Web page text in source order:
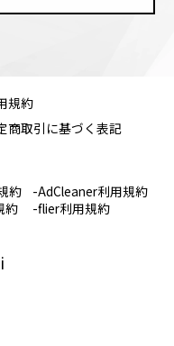
規約
商取引に基づく表記
約
-AdCleaner利用規約
約 -flier利用規約